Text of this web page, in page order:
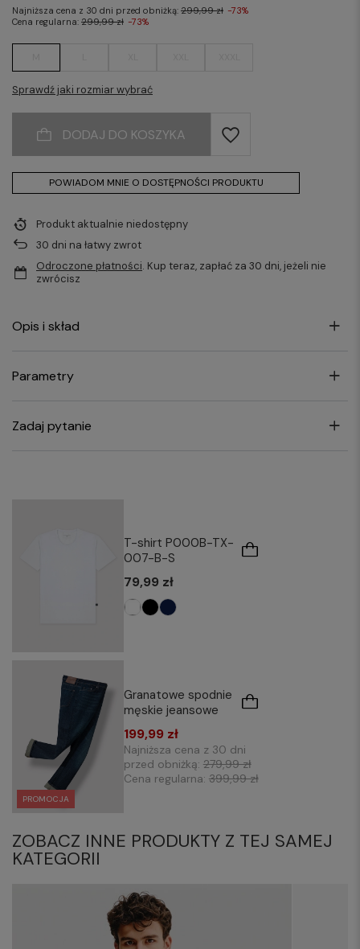
Sprawdź jaki rozmiar wybrać
Najniższa cena z 30 dni przed obniżką: 299,99 zł -73%
Cena regularna: 299,99 zł -73%
DODAJ DO KOSZYKA
POWIADOM MNIE O DOSTĘPNOŚCI PRODUKTU
Produkt aktualnie niedostępny
30 dni na łatwy zwrot
Odroczone płatności. Kup teraz, zapłać za 30 dni, jeżeli nie
zwrócisz
Opis i skład
Parametry
Zadaj pytanie
T-shirt P000B-TX-
007-B-S
79,99 zł
PROMOCJA
Granatowe spodnie
męskie jeansowe
199,99 zł
Najniższa cena z 30 dni
przed obniżką: 279,99 zł
Cena regularna: 399,99 zł
ZOBACZ INNE PRODUKTY Z TEJ SAMEJ
KATEGORII